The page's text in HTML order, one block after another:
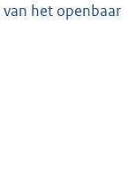
het openbaar